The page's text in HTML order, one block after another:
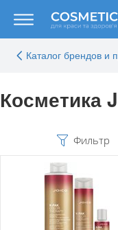
Каталог брендов и
Косметика
Фильтр